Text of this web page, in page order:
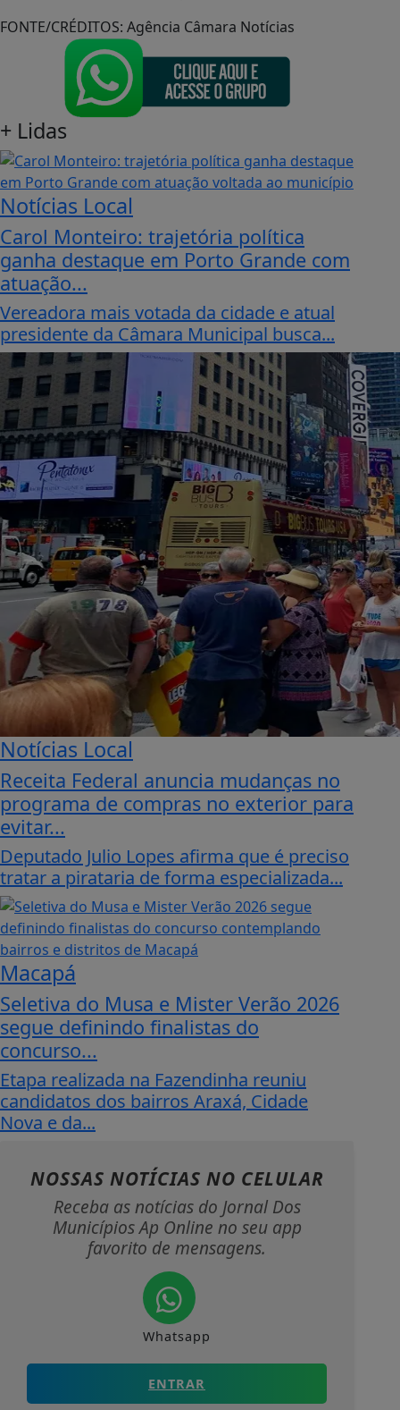
FONTE/CRÉDITOS: Agência Câmara Notícias
+ Lidas
Notícias Local
Carol Monteiro: trajetória política
ganha destaque em Porto Grande com
atuação...
Vereadora mais votada da cidade e atual
presidente da Câmara Municipal busca...
Notícias Local
Receita Federal anuncia mudanças no
programa de compras no exterior para
evitar...
Deputado Julio Lopes afirma que é preciso
tratar a pirataria de forma especializada...
Macapá
Seletiva do Musa e Mister Verão 2026
segue definindo finalistas do
concurso...
Etapa realizada na Fazendinha reuniu
candidatos dos bairros Araxá, Cidade
Nova e da...
NOSSAS NOTÍCIAS NO CELULAR
Receba as notícias do Jornal Dos
Municípios Ap Online no seu app
favorito de mensagens.
Whatsapp
ENTRAR